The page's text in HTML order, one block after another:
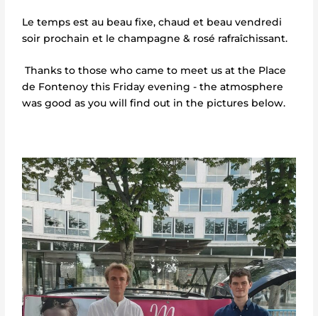
Le temps est au beau fixe, chaud et beau vendredi
soir prochain et le champagne & rosé rafraîchissant.
Thanks to those who came to meet us at the Place
de Fontenoy this Friday evening - the atmosphere
was good as you will find out in the pictures below.